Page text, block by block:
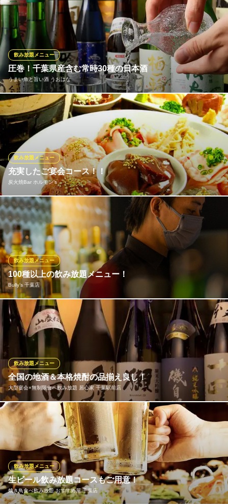
千葉県千葉市中央区富士見2-14-6 LHビル千葉中央4F
【食べ放題＆飲み放題】お腹いっぱい食べて飲みたい方にはこち
ら！牛角で食べ放題＆飲み放題宴会！90品以上食べられる食べ放
題「牛角90品食べ放題コース」に、アルコール飲み放題を付けて
ついて、90分 5566円（税込）♪牛角で食べ放題をお腹いっぱい
楽しみたい方におススメです！
牛角 千葉プライム8店
焼肉
千葉都市モノレール葭川公園駅 徒歩4分
千葉県千葉市中央区富士見2-9-2 千葉プライム8 6F
圧巻！千葉県産含む常時30種の日本酒
うまい魚と旨い酒 うおはな
飲み放題メニュー
当店では、常時30種類の日本酒をご用意しております。そのうち
約半分は『甲子』や『不動』、『腰古井』などを含む千葉県の地
酒をラインナップ！日本酒は3か月に1回入れ替えを行っているの
で、その都度新しい味に出会えます。その時の気分でお楽しみく
ださい。会社のご宴会や日本酒好きな方のお集りなどに是非どう
ぞ。
うまい魚と旨い酒 うおはな
和風居酒屋
ＪＲ千葉駅東口 徒歩3分
千葉県千葉市中央区富士見1-10-4 1F
充実したご宴会コース！！
炭火焼Bar ホルモン’s
飲み放題メニュー
Ａ：ホルモン初心者の方にも♪いろいろ食べれちゃうお得な「90分
飲み放題付」ホルモンセットがなんと税込3,000円！ Ｂ：ホルモ
ンを十分に堪能したいお客様＆「120分生ビール付き飲み放題」は
税込4,000円 ｃ：ホルモンと焼肉を両方食べたい！＆「120分生ビ
ール付き飲み放題」は税込4,500円
炭火焼Bar ホルモン’s
新鮮ホルモンが充実！
千葉都市モノレール葭川公園駅 徒歩2分
千葉県千葉市中央区富士見2-17-27 朝日ビル1F
100種以上の飲み放題メニュー！
Bully’s 千葉店
飲み放題メニュー
ビールをはじめ、ウィスキーや焼酎、カクテルなど100種以上のド
リンクをご用意♪ お料理も充実♪♪バリーズ特製牛サイコロステー
キをはじめフードが充実してます♪
Bully’s 千葉店
ダーツ＆スポーツバー
ＪＲ千葉駅 徒歩3分
千葉県千葉市中央区富士見2-4-9 ラフィネビル4F
全国の地酒＆本格焼酎の品揃え良し！
大型宴会×無制限食べ飲み放題 居心家 千葉駅前店
飲み放題メニュー
★閉店60分まで飲み放題★開始時間に全員が間に合わなくたって
大丈夫♪♪ ビール、焼酎、日本酒、カクテル、サワー、ウイスキ
ー、ハイボール、梅酒などなど☆お酒が飲めない方でもソフトド
リンクも充実しておりますので安心してご利用ください♪♪※詳しく
はお問い合わせ下さい。
大型宴会×無制限食べ飲み放題 居心家 千葉駅前店
千葉 個室 居酒屋
生ビール飲み放題コースもご用意！
焼き鳥食べ飲み放題 おすすめ屋 千葉店
飲み放題メニュー